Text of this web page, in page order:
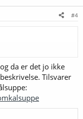
#4
da er det jo ikke
Tilsvarer